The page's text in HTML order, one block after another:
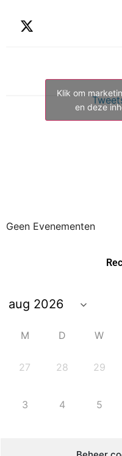
Klik om
en deze
Geen Evenementen
M D W
27 28 29
3 4 5